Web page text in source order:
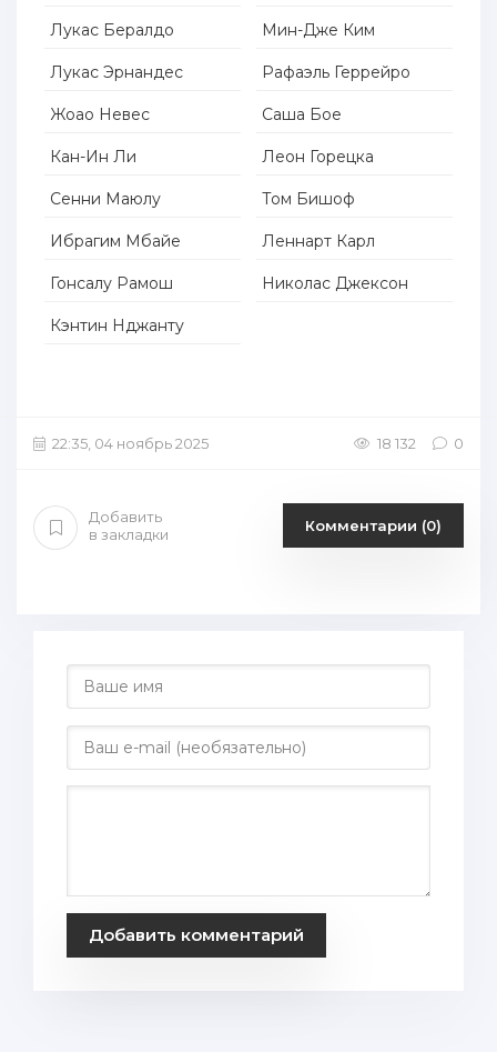
Лукас Бералдо
Лукас Эрнандес
Жоао Невес
Кан-Ин Ли
Сенни Маюлу
Ибрагим Мбайе
Гонсалу Рамош
Кэнтин Нджанту
Мин-Дже Ким
Рафаэль Геррейро
Саша Бое
Леон Горецка
Том Бишоф
Леннарт Карл
Николас Джексон
22:35, 04 ноябрь 2025 18 132 0
Добавить
в закладки
Комментарии (0)
Добавить комментарий